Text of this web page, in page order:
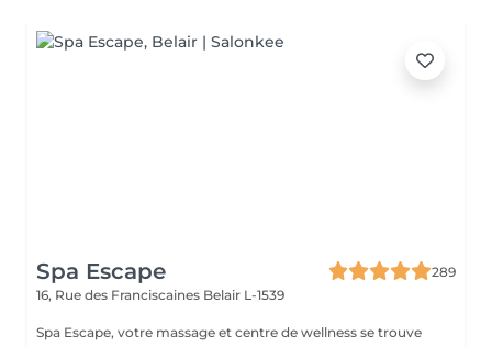
Spa Escape
289
16, Rue des Franciscaines Belair L-1539
Spa Escape, votre massage et centre de wellness se trouve